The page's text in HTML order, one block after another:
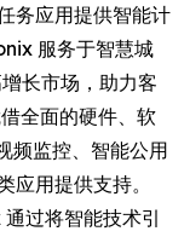
务应用提供智能计
服务于智慧城
长市场，助力客
全面的硬件、软
频监控、智能公用
应用提供支持。
过将智能技术引